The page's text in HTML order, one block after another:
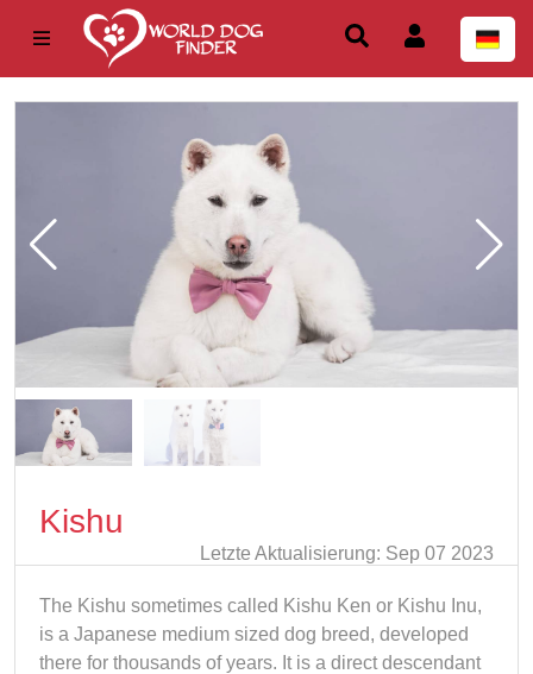
Kishu
Letzte Aktualisierung: Sep 07 2023
The Kishu sometimes called Kishu Ken or Kishu Inu,
is a Japanese medium sized dog breed, developed
there for thousands of years. It is a direct descendant